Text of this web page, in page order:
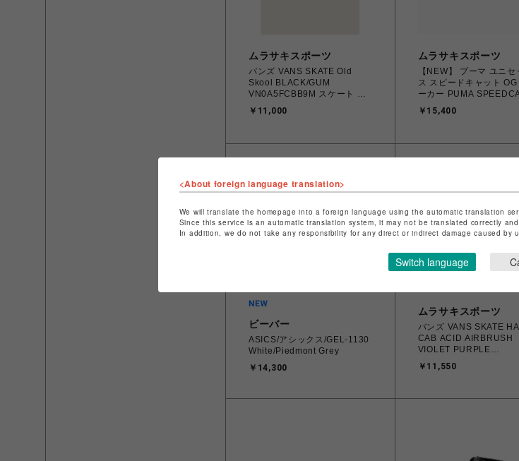
ムラサキスポーツ
バンズ VANS SKATE Old
Skool BLACK/GUM
VN0A5FCBB9M スケート ス
㎝～28.0㎝ スニーカー メンズ
￥11,000
ムラサキスポーツ
【NEW】 プーマ ユニセ
ス スピードキャット OG
ーカー PUMA
Whisp Of Pink-PUMA
￥15,400
ビーバー
ASICS/アシックス/GEL-1130
White/Piedmont Grey
￥14,300
ムラサキスポーツ
バンズ VANS SKATE
CAB ACID AIRBRUSH
VIOLET PURPLE
ーフキャブ 26.0cm～
￥11,550
<About foreign language translation>
We will translate the homepage into a foreign language using the automatic translation
Since this service is an automatic translation system, it may not be translated correctly
In addition, we do not take any responsibility for any direct or indirect damage caused by
Switch language